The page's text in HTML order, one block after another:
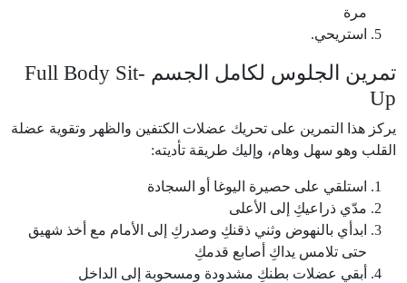
مرة
استريحي.
تمرين الجلوس لكامل الجسم Full Body Sit-
Up
يركز هذا التمرين على تحريك عضلات الكتفين والظهر وتقوية عضلة
القلب وهو سهل وهام، وإليك طريقة تأديته:
استلقي على حصيرة اليوغا أو السجادة
مدّي ذراعيكِ إلى الأعلى
ابدأي بالنهوض وثني ذقنكِ وصدركِ إلى الأمام مع أخذ شهيق
حتى تلامس يداكِ أصابع قدمكِ
أبقي عضلات بطنكِ مشدودة ومسحوبة إلى الداخل